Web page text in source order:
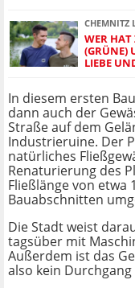
CHEMNITZ
WER HAT
(GRÜNE)
LIEBE
In diesem ersten
dann auch der
Straße auf dem
Industrieruine. Der
natürliches
Renaturierung des
Fließlänge von etwa
Bauabschnitten
Die Stadt weist
tagsüber mit
Außerdem ist das
also kein